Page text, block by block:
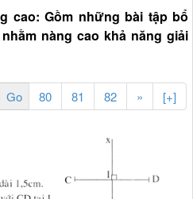
cao: Gồm những bài tập bổ
nàng cao khả năng giải
80 81 82 » [+]